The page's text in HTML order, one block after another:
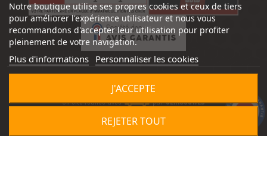
Notre boutique utilise ses propres cookies et ceux de tiers
pour améliorer l'expérience utilisateur et nous vous
recommandons d'accepter leur utilisation pour profiter
pleinement de votre navigation.
Plus d'informations Personnaliser les cookies
REJETER TOUT
J'ACCEPTE
Un site réalisé avec par SERIOUSWEB
9.2